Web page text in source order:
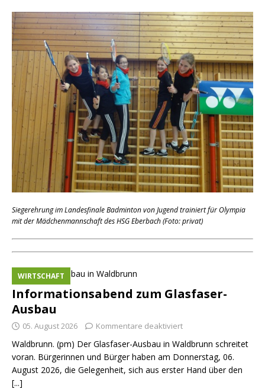
Siegerehrung im Landesfinale Badminton von Jugend trainiert für Olympia
mit der Mädchenmannschaft des HSG Eberbach (Foto: privat)
Informationsabend zum Glasfaser-
Ausbau
WIRTSCHAFT
05. August 2026 Kommentare deaktiviert
Waldbrunn. (pm) Der Glasfaser-Ausbau in Waldbrunn schreitet
voran. Bürgerinnen und Bürger haben am Donnerstag, 06.
August 2026, die Gelegenheit, sich aus erster Hand über den
[...]